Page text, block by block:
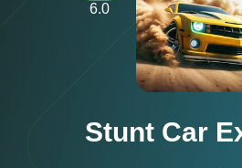
6.0
Stunt Car